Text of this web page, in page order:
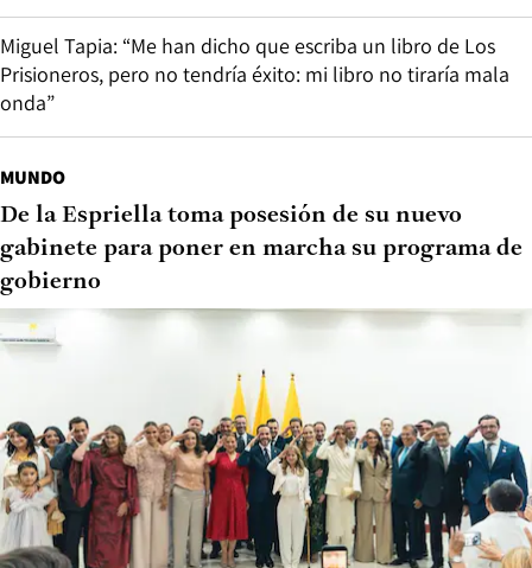
Miguel Tapia: “Me han dicho que escriba un libro de Los
Prisioneros, pero no tendría éxito: mi libro no tiraría mala
onda”
MUNDO
De la Espriella toma posesión de su nuevo
gabinete para poner en marcha su programa de
gobierno